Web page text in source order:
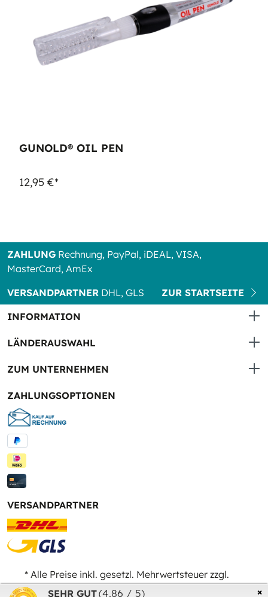
GUNOLD® OIL PEN
12,95 €*
ZAHLUNG Rechnung, PayPal, iDEAL, VISA,
MasterCard, AmEx
VERSANDPARTNER DHL, GLS
ZUR STARTSEITE
INFORMATION
LÄNDERAUSWAHL
ZUM UNTERNEHMEN
ZAHLUNGSOPTIONEN
VERSANDPARTNER
* Alle Preise inkl. gesetzl. Mehrwertsteuer zzgl.
Versandkosten und ggf. Nachnahmegebühren, wenn ×
SEHR GUT(4.86 / 5)